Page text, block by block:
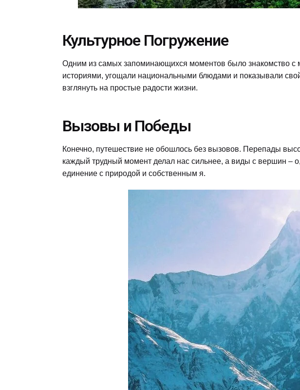
Культурное Погружение
Одним из самых запоминающихся моментов было знакомство с
историями, угощали национальными блюдами и показывали
взглянуть на простые радости жизни.
Вызовы и Победы
Конечно, путешествие не обошлось без вызовов. Перепады
каждый трудный момент делал нас сильнее, а виды с вершин –
единение с природой и собственным я.